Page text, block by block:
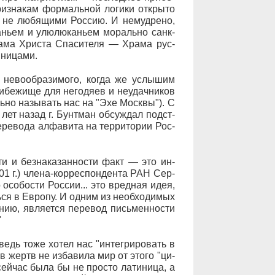
фор­маль­ной ло­ги­ки от­кры­то
не лю­бя­щи­ми Рос­сию. И не­му­д­ре­но,
и улю­лю­ка­нь­ем мо­раль­но санк­
Хри­с­та Спа­си­те­ля — Хра­ма рус­
ког­да же ус­лы­шим
для не­го­дя­ев и не­удач­ни­ков
на­зы­вать нас на "Эхе Моск­вы"). С
на­зад г. Бунт­ман об­суж­дал под­ст­
ал­фа­ви­та на тер­ри­то­рии Рос­
и без­на­ка­зан­но­с­ти факт — это ин­
г.) чле­на-кор­ре­с­пон­ден­та РАН Сер­
Рос­сии... это вред­ная идея,
в Ев­ро­пу. И од­ним из не­об­хо­ди­мых
яв­ля­ет­ся пе­ре­вод пись­мен­но­с­ти
то­же хо­тел нас "ин­те­г­ри­ро­вать в
не из­ба­ви­ла мир от это­го "ци­
бы­ла бы не про­сто ла­ти­ни­ца, а